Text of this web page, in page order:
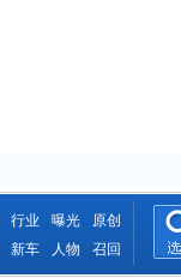
行业 曝光
原创
新车 人物 召回